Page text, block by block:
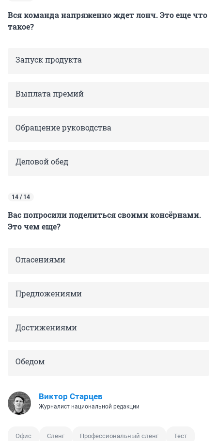
Вся команда напряженно ждет лонч. Это еще что
такое?
Запуск продукта
Выплата премий
Обращение руководства
Деловой обед
14 / 14
Вас попросили поделиться своими консёрнами.
Это чем еще?
Опасениями
Предложениями
Достижениями
Обедом
Виктор Старцев
Журналист национальной редакции
Офис Сленг Профессиональный сленг Тест